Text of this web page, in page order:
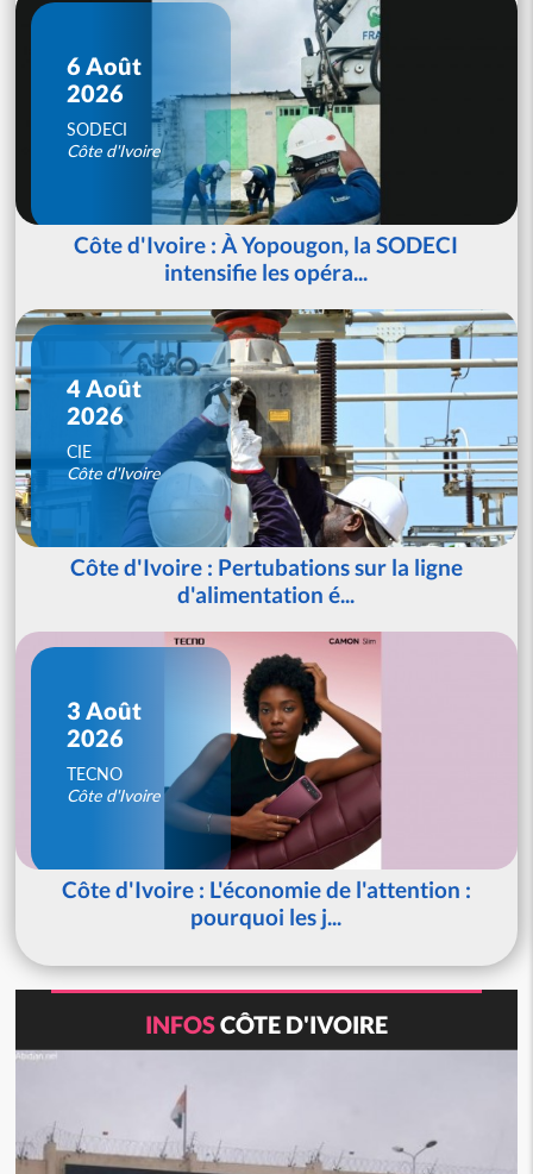
6 Août
2026
SODECI
Côte d'Ivoire
Côte d'Ivoire : À Yopougon, la SODECI
intensifie les opéra...
4 Août
2026
CIE
Côte d'Ivoire
Côte d'Ivoire : Pertubations sur la ligne
d'alimentation é...
3 Août
2026
TECNO
Côte d'Ivoire
Côte d'Ivoire : L'économie de l'attention :
pourquoi les j...
INFOSCÔTE D'IVOIRE